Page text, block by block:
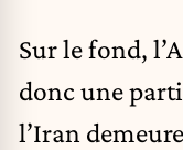
Sur le fond,
donc une
l’Iran